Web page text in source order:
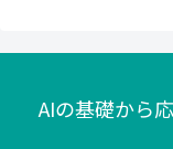
AIの基礎から